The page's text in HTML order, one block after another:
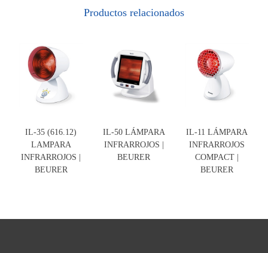
Productos relacionados
IL-35 (616.12)
LAMPARA
INFRARROJOS |
BEURER
IL-50 LÁMPARA
INFRARROJOS |
BEURER
IL-11 LÁMPARA
INFRARROJOS
COMPACT |
BEURER